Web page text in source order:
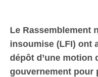
Le Rassemblement
insoumise (LFI) ont
dépôt d’une motion
gouvernement pour